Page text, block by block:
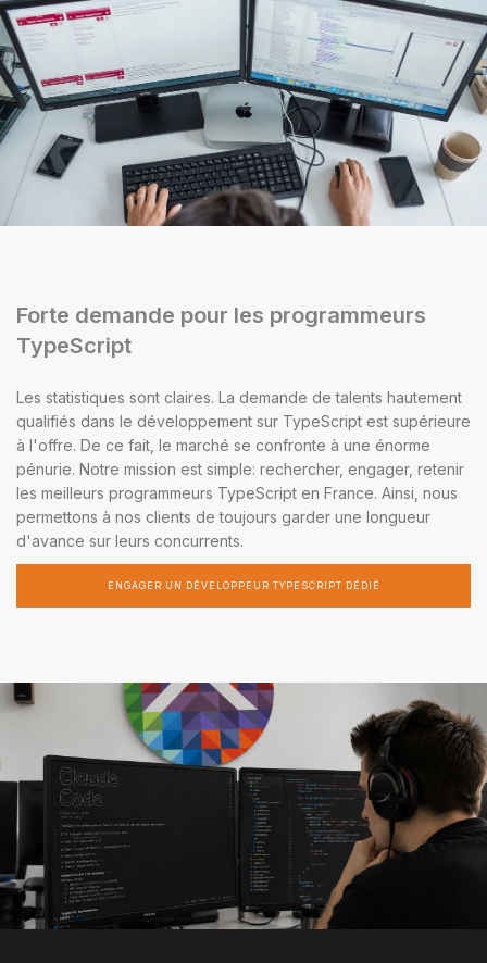
Forte demande pour les programmeurs
TypeScript
Les statistiques sont claires. La demande de talents hautement
qualifiés dans le développement sur TypeScript est supérieure
à l'offre. De ce fait, le marché se confronte à une énorme
pénurie. Notre mission est simple: rechercher, engager, retenir
les meilleurs programmeurs TypeScript en France. Ainsi, nous
permettons à nos clients de toujours garder une longueur
d'avance sur leurs concurrents.
ENGAGER UN DÉVELOPPEUR TYPESCRIPT DÉDIÉ